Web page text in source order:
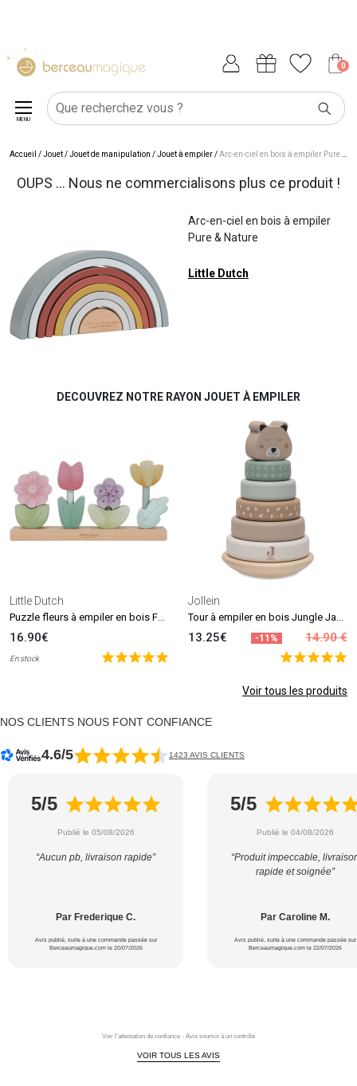
0
MENU
Accueil /Jouet/Jouet de manipulation /Jouet à empiler/Arc-en-ciel en bois à empiler Pure & Nature
OUPS ... Nous ne commercialisons plus ce produit !
Arc-en-ciel en bois à empiler
Pure & Nature
Little Dutch
DECOUVREZ NOTRE RAYON JOUET À EMPILER
Little Dutch
16.90€
En stock
Jollein
13.25€ -11% 14.90 €
Voir tous les produits
NOS CLIENTS NOUS FONT CONFIANCE
4.6/5 1423 AVIS CLIENTS
5/5
Publié le 05/08/2026
“Aucun pb, livraison rapide”
Par Frederique C.
Avis publié, suite à une commande passée sur
Berceaumagique.com le 20/07/2026
5/5
Publié le 04/08/2026
“Produit impeccable,
rapide et soignée”
Par Caroline M.
Avis publié, suite à une commande passée sur
Berceaumagique.com le 22/07/2026
Voir l'attestation de confiance - Avis soumis à un contrôle
VOIR TOUS LES AVIS